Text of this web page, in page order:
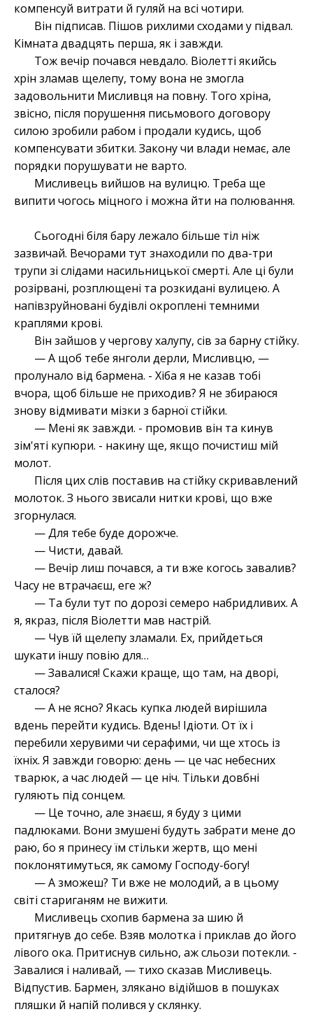
компенсуй витрати й гуляй на всі чотири.
Він підписав. Пішов рихлими сходами у підвал.
Кімната двадцять перша, як і завжди.
Тож вечір почався невдало. Віолетті якийсь
хрін зламав щелепу, тому вона не змогла
задовольнити Мисливця на повну. Того хріна,
звісно, після порушення письмового договору
силою зробили рабом і продали кудись, щоб
компенсувати збитки. Закону чи влади немає, але
порядки порушувати не варто.
Мисливець вийшов на вулицю. Треба ще
випити чогось міцного і можна йти на полювання.
Сьогодні біля бару лежало більше тіл ніж
зазвичай. Вечорами тут знаходили по два-три
трупи зі слідами насильницької смерті. Але ці були
розірвані, розплющені та розкидані вулицею. А
напівзруйновані будівлі окроплені темними
краплями крові.
Він зайшов у чергову халупу, сів за барну стійку.
— А щоб тебе янголи дерли, Мисливцю, —
пролунало від бармена. - Хіба я не казав тобі
вчора, щоб більше не приходив? Я не збираюся
знову відмивати мізки з барної стійки.
— Мені як завжди. - промовив він та кинув
зім'яті купюри. - накину ще, якщо почистиш мій
молот.
Після цих слів поставив на стійку скривавлений
молоток. З нього звисали нитки крові, що вже
згорнулася.
— Для тебе буде дорожче.
— Чисти, давай.
— Вечір лиш почався, а ти вже когось завалив?
Часу не втрачаєш, еге ж?
— Та були тут по дорозі семеро набридливих. А
я, якраз, після Віолетти мав настрій.
— Чув їй щелепу зламали. Ех, прийдеться
шукати іншу повію для…
— Завалися! Скажи краще, що там, на дворі,
сталося?
— А не ясно? Якась купка людей вирішила
вдень перейти кудись. Вдень! Ідіоти. От їх і
перебили херувими чи серафими, чи ще хтось із
їхніх. Я завжди говорю: день — це час небесних
тварюк, а час людей — це ніч. Тільки довбні
гуляють під сонцем.
— Це точно, але знаєш, я буду з цими
падлюками. Вони змушені будуть забрати мене до
раю, бо я принесу їм стільки жертв, що мені
поклонятимуться, як самому Господу-богу!
— А зможеш? Ти вже не молодий, а в цьому
світі стариганям не вижити.
Мисливець схопив бармена за шию й
притягнув до себе. Взяв молотка і приклав до його
лівого ока. Притиснув сильно, аж сльози потекли. -
Завалися і наливай, — тихо сказав Мисливець.
Відпустив. Бармен, злякано відійшов в пошуках
пляшки й напій полився у склянку.